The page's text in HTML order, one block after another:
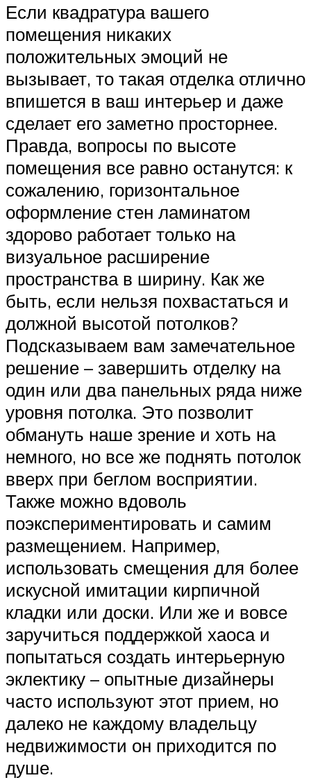
Если квадратура вашего
помещения никаких
положительных эмоций не
вызывает, то такая отделка отлично
впишется в ваш интерьер и даже
сделает его заметно просторнее.
Правда, вопросы по высоте
помещения все равно останутся: к
сожалению, горизонтальное
оформление стен ламинатом
здорово работает только на
визуальное расширение
пространства в ширину. Как же
быть, если нельзя похвастаться и
должной высотой потолков?
Подсказываем вам замечательное
решение – завершить отделку на
один или два панельных ряда ниже
уровня потолка. Это позволит
обмануть наше зрение и хоть на
немного, но все же поднять потолок
вверх при беглом восприятии.
Также можно вдоволь
поэкспериментировать и самим
размещением. Например,
использовать смещения для более
искусной имитации кирпичной
кладки или доски. Или же и вовсе
заручиться поддержкой хаоса и
попытаться создать интерьерную
эклектику – опытные дизайнеры
часто используют этот прием, но
далеко не каждому владельцу
недвижимости он приходится по
душе.